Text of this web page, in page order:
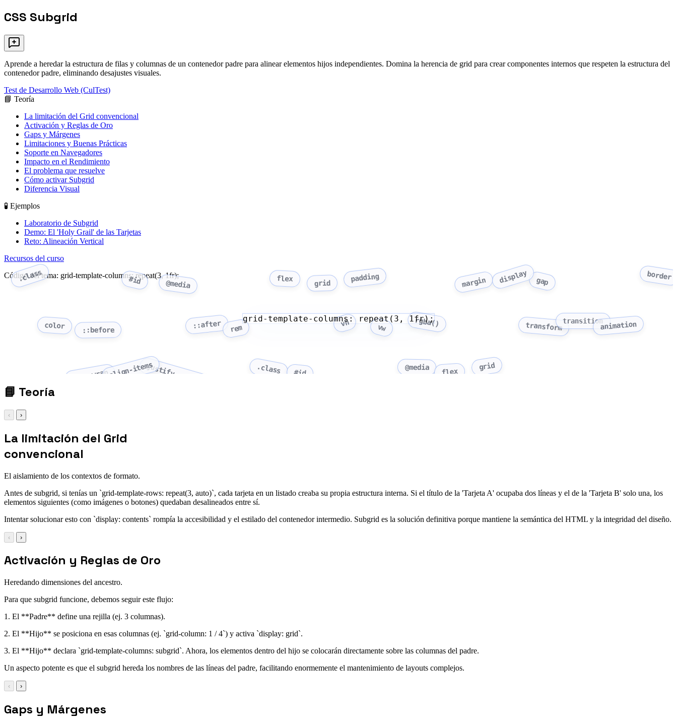
CSS Subgrid
Aprende a heredar la estructura de filas y columnas de un contenedor padre para alinear elementos hijos independientes. Domina la herencia de grid para crear componentes internos que respeten la estructura del
contenedor padre, eliminando desajustes visuales.
Test de Desarrollo Web (CulTest)
📘 Teoría
La limitación del Grid convencional
Activación y Reglas de Oro
Gaps y Márgenes
Limitaciones y Buenas Prácticas
Soporte en Navegadores
Impacto en el Rendimiento
El problema que resuelve
Cómo activar Subgrid
Diferencia Visual
🧪 Ejemplos
Laboratorio de Subgrid
Demo: El 'Holy Grail' de las Tarjetas
Reto: Alineación Vertical
Recursos del curso
Código del tema: grid-template-columns: repeat(3, 1fr);
.class #id @media flex grid padding margin display gap border
color ::before
::after rem
vh vw rgba() transformtransitionanimation
flex-wrapalign-itemsjustify-content .class #id
@media flex
grid
grid-template-columns: repeat(3, 1fr);
📘 Teoría
‹ ›
La limitación del Grid
convencional
El aislamiento de los contextos de formato.
Antes de subgrid, si tenías un `grid-template-rows: repeat(3, auto)`, cada tarjeta en un listado creaba su propia estructura interna. Si el título de la 'Tarjeta A' ocupaba dos líneas y el de la 'Tarjeta B' solo una, los
elementos siguientes (como imágenes o botones) quedaban desalineados entre sí.
Intentar solucionar esto con `display: contents` rompía la accesibilidad y el estilado del contenedor intermedio. Subgrid es la solución definitiva porque mantiene la semántica del HTML y la integridad del diseño.
‹ ›
Activación y Reglas de Oro
Heredando dimensiones del ancestro.
Para que subgrid funcione, debemos seguir este flujo:
1. El **Padre** define una rejilla (ej. 3 columnas).
2. El **Hijo** se posiciona en esas columnas (ej. `grid-column: 1 / 4`) y activa `display: grid`.
3. El **Hijo** declara `grid-template-columns: subgrid`. Ahora, los elementos dentro del hijo se colocarán directamente sobre las columnas del padre.
Un aspecto potente es que el subgrid hereda los nombres de las líneas del padre, facilitando enormemente el mantenimiento de layouts complejos.
‹ ›
Gaps y Márgenes